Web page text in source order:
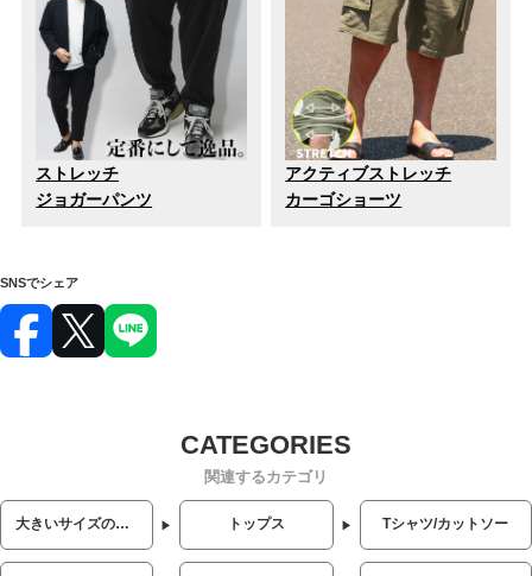
ストレッチ
ジョガーパンツ
アクティブストレッチ
カーゴショーツ
SNSでシェア
関連するカテゴリ
大きいサイズのメンズ服 トップス Tシャツ/カットソー